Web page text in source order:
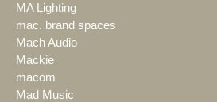
MA Lighting
mac. brand spaces
Mach Audio
Mackie
macom
Mad Music